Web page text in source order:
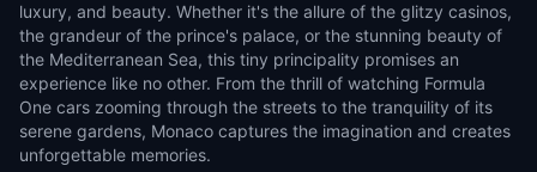
luxury, and beauty. Whether it's the allure of the glitzy casinos,
the grandeur of the prince's palace, or the stunning beauty of
the Mediterranean Sea, this tiny principality promises an
experience like no other. From the thrill of watching Formula
One cars zooming through the streets to the tranquility of its
serene gardens, Monaco captures the imagination and creates
unforgettable memories.